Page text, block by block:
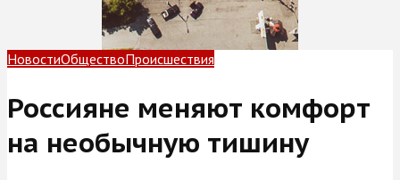
НовостиОбществоПроисшествия
Россияне меняют комфорт
на необычную тишину